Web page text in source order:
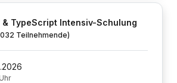
& TypeScript Intensiv-Schulung
Teilnehmende)